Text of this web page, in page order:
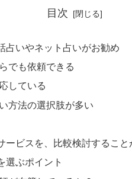
目次
占いやネット占いがお勧め
でも依頼できる
している
方法の選択肢が多い
ービスを、比較検討すること
選ぶポイント